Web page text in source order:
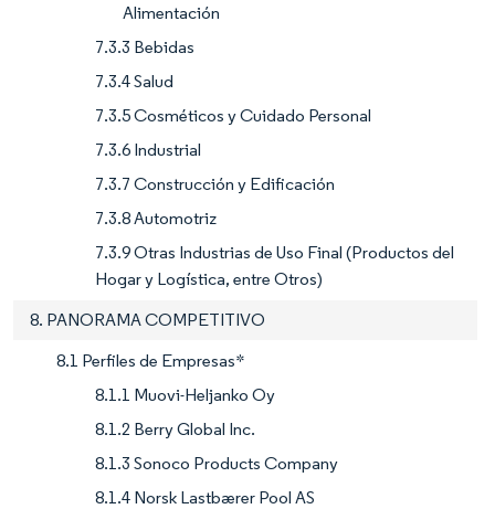
Alimentación
7.3.3 Bebidas
7.3.4 Salud
7.3.5 Cosméticos y Cuidado Personal
7.3.6 Industrial
7.3.7 Construcción y Edificación
7.3.8 Automotriz
7.3.9 Otras Industrias de Uso Final (Productos del
Hogar y Logística, entre Otros)
8. PANORAMA COMPETITIVO
8.1 Perfiles de Empresas*
8.1.1 Muovi-Heljanko Oy
8.1.2 Berry Global Inc.
8.1.3 Sonoco Products Company
8.1.4 Norsk Lastbærer Pool AS